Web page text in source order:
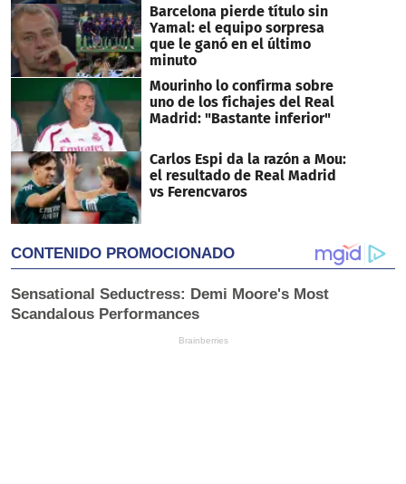
Barcelona pierde título sin
Yamal: el equipo sorpresa
que le ganó en el último
minuto
Mourinho lo confirma sobre
uno de los fichajes del Real
Madrid: "Bastante inferior"
Carlos Espi da la razón a Mou:
el resultado de Real Madrid
vs Ferencvaros